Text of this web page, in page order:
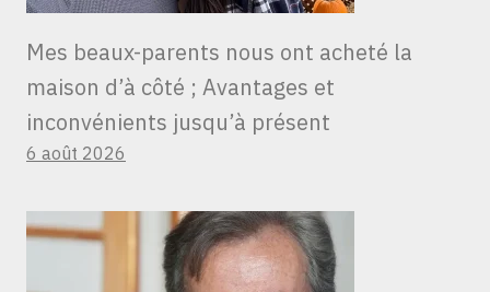
Mes beaux-parents nous ont acheté la
maison d’à côté ; Avantages et
inconvénients jusqu’à présent
6 août 2026